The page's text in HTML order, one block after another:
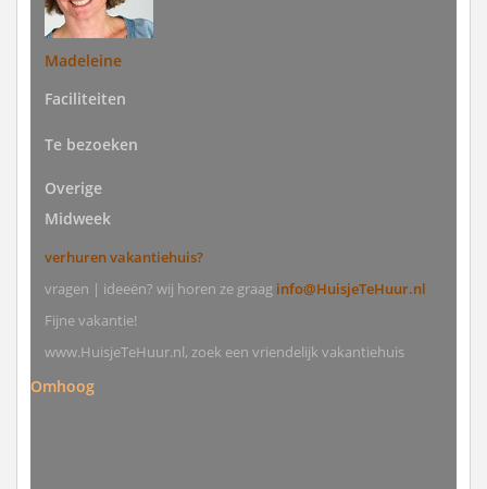
Madeleine
Faciliteiten
Te bezoeken
Overige
Midweek
verhuren vakantiehuis?
vragen | ideeën? wij horen ze graag info@HuisjeTeHuur.nl
Fijne vakantie!
www.HuisjeTeHuur.nl, zoek een vriendelijk vakantiehuis
Omhoog